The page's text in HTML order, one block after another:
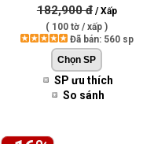
182,900 đ/ Xấp
( 100 tờ / xấp )
Đã bán: 560 sp
SP ưu thích
So sánh